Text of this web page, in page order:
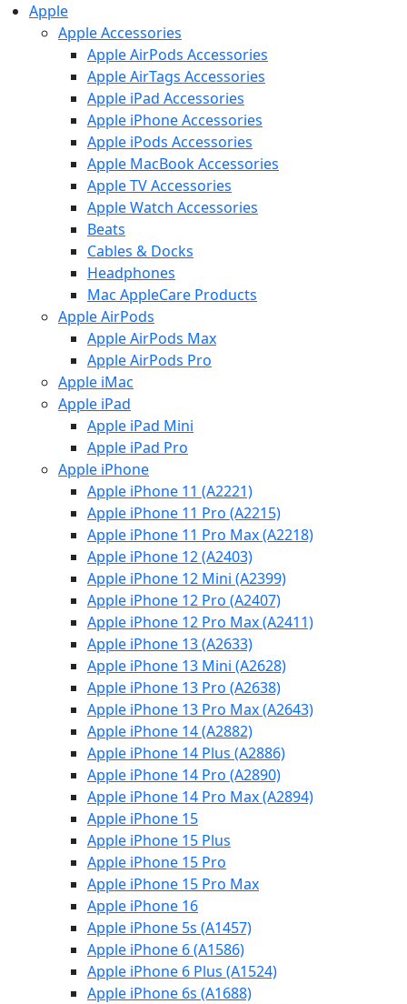
Apple
Apple Accessories
Apple AirPods Accessories
Apple AirTags Accessories
Apple iPad Accessories
Apple iPhone Accessories
Apple iPods Accessories
Apple MacBook Accessories
Apple TV Accessories
Apple Watch Accessories
Beats
Cables & Docks
Headphones
Mac AppleCare Products
Apple AirPods
Apple AirPods Max
Apple AirPods Pro
Apple iMac
Apple iPad
Apple iPad Mini
Apple iPad Pro
Apple iPhone
Apple iPhone 11 (A2221)
Apple iPhone 11 Pro (A2215)
Apple iPhone 11 Pro Max (A2218)
Apple iPhone 12 (A2403)
Apple iPhone 12 Mini (A2399)
Apple iPhone 12 Pro (A2407)
Apple iPhone 12 Pro Max (A2411)
Apple iPhone 13 (A2633)
Apple iPhone 13 Mini (A2628)
Apple iPhone 13 Pro (A2638)
Apple iPhone 13 Pro Max (A2643)
Apple iPhone 14 (A2882)
Apple iPhone 14 Plus (A2886)
Apple iPhone 14 Pro (A2890)
Apple iPhone 14 Pro Max (A2894)
Apple iPhone 15
Apple iPhone 15 Plus
Apple iPhone 15 Pro
Apple iPhone 15 Pro Max
Apple iPhone 16
Apple iPhone 5s (A1457)
Apple iPhone 6 (A1586)
Apple iPhone 6 Plus (A1524)
Apple iPhone 6s (A1688)